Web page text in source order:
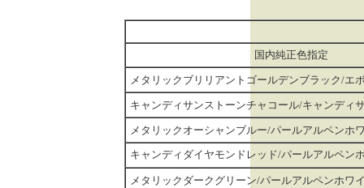
国内純正色指定
メタリックブリリアントゴールデンブラック/エ
キャンディサンストーンチャコール/キャンディ
メタリックオーシャンブルー/パールアルペンホ
キャンディダイヤモンドレッド/パールアルペン
メタリックダークグリーン/パールアルペンホワ